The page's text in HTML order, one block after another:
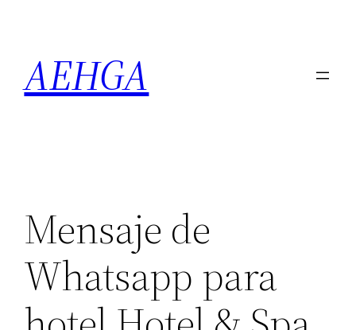
contenido
AEHGA
Mensaje de
Whatsapp para